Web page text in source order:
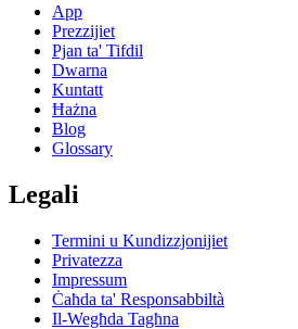
App
Prezzijiet
Pjan ta' Tifdil
Dwarna
Kuntatt
Ħażna
Blog
Glossary
Legali
Termini u Kundizzjonijiet
Privatezza
Impressum
Ċaħda ta' Responsabbiltà
Il-Wegħda Tagħna